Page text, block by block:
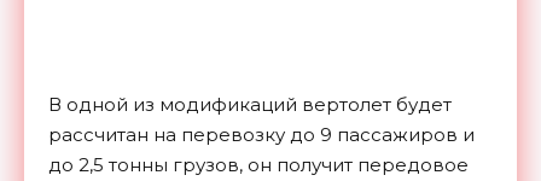
В одной из модификаций вертолет будет
рассчитан на перевозку до 9 пассажиров и
до 2,5 тонны грузов, он получит передовое